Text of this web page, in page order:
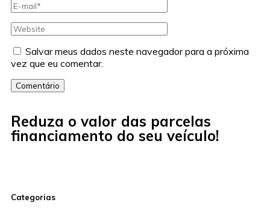
Salvar meus dados neste navegador para a próxima
vez que eu comentar.
Comentário
Reduza o valor das parcelas
financiamento do seu veículo!
Categorias